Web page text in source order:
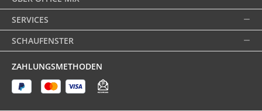
SERVICES
SCHAUFENSTER
ZAHLUNGSMETHODEN